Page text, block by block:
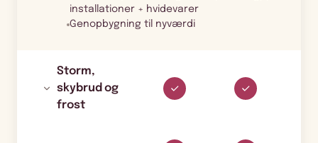
installationer + hvidevarer
Genopbygning til nyværdi
Storm,
skybrud og
frost